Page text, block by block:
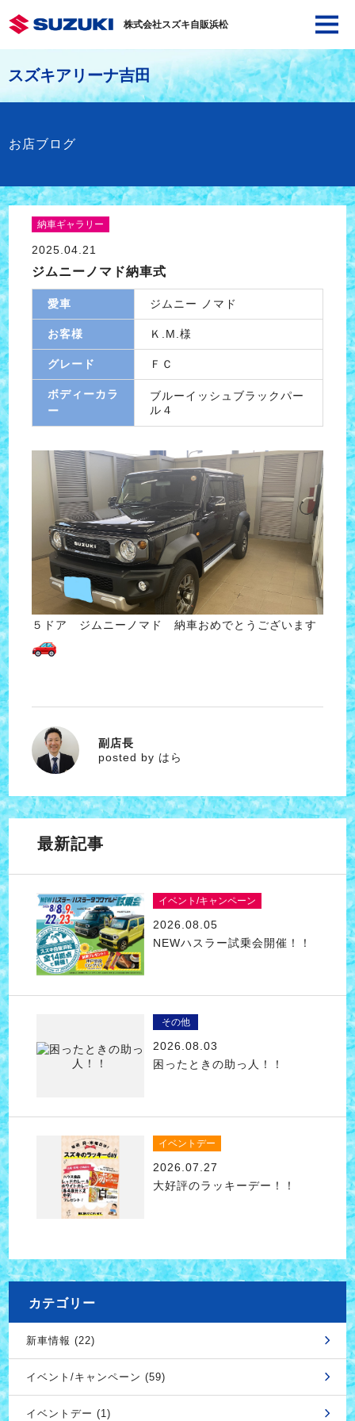
株式会社スズキ自販浜松
スズキアリーナ吉田
お店ブログ
納車ギャラリー
2025.04.21
ジムニーノマド納車式
愛車 ジムニー ノマド
お客様 Ｋ.M.様
グレード ＦＣ
ボディーカラ
ー
ブルーイッシュブラックパー
ル４
５ドア ジムニーノマド 納車おめでとうございます
はら
副店長
posted by はら
最新記事
イベント/キャンペーン
2026.08.05
NEWハスラー試乗会開催！！
その他
2026.08.03
困ったときの助っ人！！
イベントデー
2026.07.27
大好評のラッキーデー！！
カテゴリー
新車情報 (22)
イベント/キャンペーン (59)
イベントデー (1)